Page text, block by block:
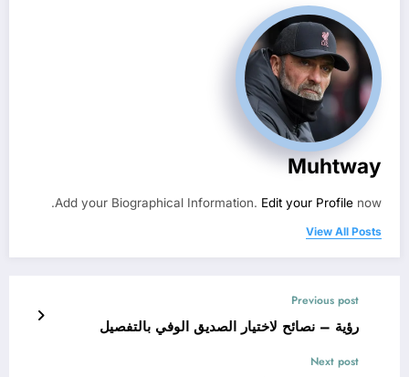
Muhtway
Add your Biographical Information. Edit your Profile now.
View All Posts
Previous post
رؤية – نصائح لاختيار الصديق الوفي بالتفصيل
Next post